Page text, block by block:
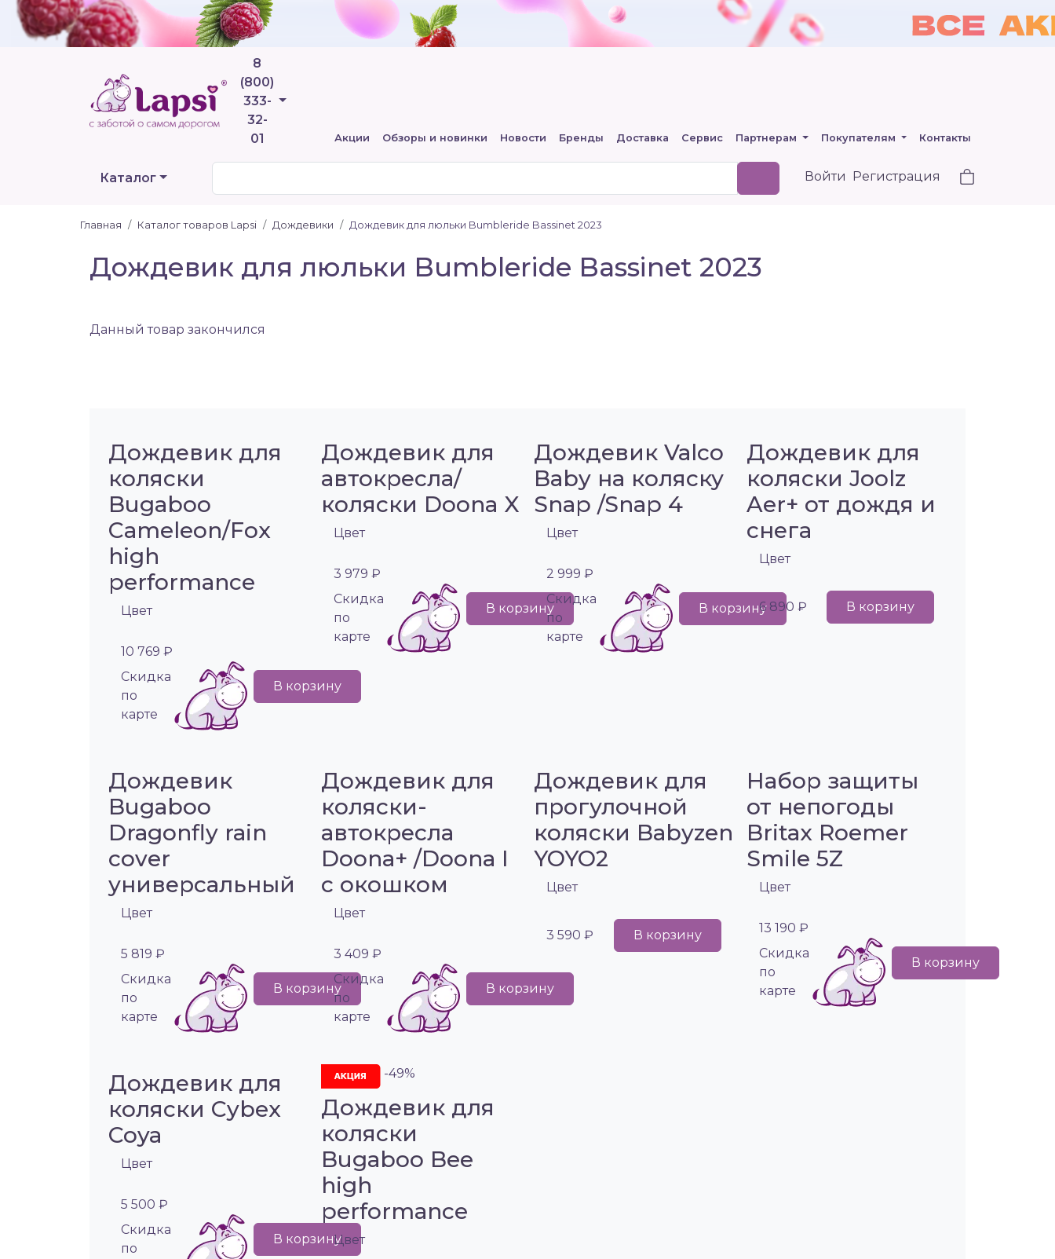
8
(800)
333-
32-
01
Телефоны
Акции Обзоры и новинки Новости Бренды Доставка Сервис Партнерам Покупателям Контакты
Каталог Войти Регистрация
Главная Каталог товаров Lapsi Дождевики Дождевик для люльки Bumbleride Bassinet 2023
Дождевик для люльки Bumbleride Bassinet 2023
Данный товар закончился
Дождевик для
коляски
Bugaboo
Cameleon/Fox
high
performance
Цвет
10 769 ₽
Cкидка
по
карте
В корзину
Дождевик для
автокресла/
коляски Doona X
Цвет
3 979 ₽
Cкидка
по
карте
В корзину
Дождевик Valco
Baby на коляску
Snap /Snap 4
Цвет
2 999 ₽
Cкидка
по
карте
В корзину
Дождевик для
коляски Joolz
Aer+ от дождя и
снега
Цвет
6 890 ₽ В корзину
Дождевик
Bugaboo
Dragonfly rain
cover
универсальный
Цвет
5 819 ₽
Cкидка
по
карте
В корзину
Дождевик для
коляски-
автокресла
Doona+ /Doona I
с окошком
Цвет
3 409 ₽
Cкидка
по
карте
В корзину
Дождевик для
прогулочной
коляски Babyzen
YOYO2
Цвет
3 590 ₽ В корзину
Набор защиты
от непогоды
Britax Roemer
Smile 5Z
Цвет
13 190 ₽
Cкидка
по
карте
В корзину
Дождевик для
коляски Cybex
Coya
Цвет
5 500 ₽
Cкидка
по
В корзину
-49%
Дождевик для
коляски
Bugaboo Bee
high
performance
Цвет